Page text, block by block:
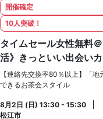
開催確定
10人突破！
タイムセール女性無料
活》きっといい出会い
【連絡先交換率80％以上】「
できるお茶会スタイル
8月2日 (日) 13:30 - 15:30
松江市